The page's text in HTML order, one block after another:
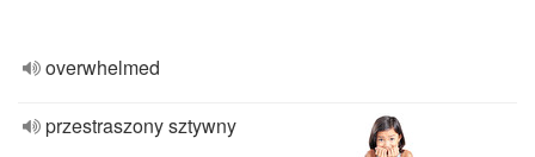
overwhelmed
przestraszony sztywny